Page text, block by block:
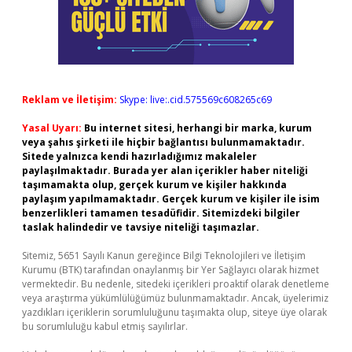
Reklam ve İletişim: Skype: live:.cid.575569c608265c69
Yasal Uyarı: Bu internet sitesi, herhangi bir marka, kurum
veya şahıs şirketi ile hiçbir bağlantısı bulunmamaktadır.
Sitede yalnızca kendi hazırladığımız makaleler
paylaşılmaktadır. Burada yer alan içerikler haber niteliği
taşımamakta olup, gerçek kurum ve kişiler hakkında
paylaşım yapılmamaktadır. Gerçek kurum ve kişiler ile isim
benzerlikleri tamamen tesadüfidir. Sitemizdeki bilgiler
taslak halindedir ve tavsiye niteliği taşımazlar.
Sitemiz, 5651 Sayılı Kanun gereğince Bilgi Teknolojileri ve İletişim
Kurumu (BTK) tarafından onaylanmış bir Yer Sağlayıcı olarak hizmet
vermektedir. Bu nedenle, sitedeki içerikleri proaktif olarak denetleme
veya araştırma yükümlülüğümüz bulunmamaktadır. Ancak, üyelerimiz
yazdıkları içeriklerin sorumluluğunu taşımakta olup, siteye üye olarak
bu sorumluluğu kabul etmiş sayılırlar.